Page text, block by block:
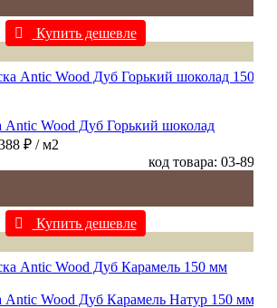
Купить дешевле
Antic Wood Дуб Горький шоколад
₽ / м2
код товара: 03-89
Купить дешевле
Antic Wood Дуб Карамель Натур 150 мм